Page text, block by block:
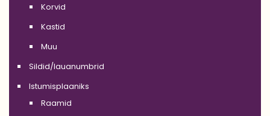
Korvid
Kastid
Muu
Sildid/lauanumbrid
Istumisplaaniks
Raamid